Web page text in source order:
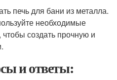
печь для бани из металла.
необходимые
создать прочную и
и ответы: